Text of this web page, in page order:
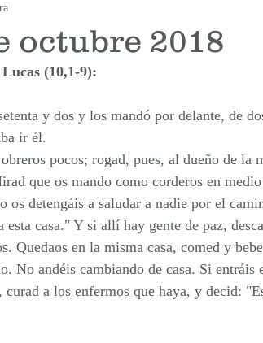
de Ramos 2020
Santo 2020
octubre 2018
(10,1-9):
y dos y los mandó por delante, de
ir él.
pocos; rogad, pues, al dueño de la
que os mando como corderos en
detengáis a saludar a nadie por el
casa." Y si allí hay gente de paz,
Quedaos en la misma casa, comed y
No andéis cambiando de casa. Si entráis
a los enfermos que haya, y decid: